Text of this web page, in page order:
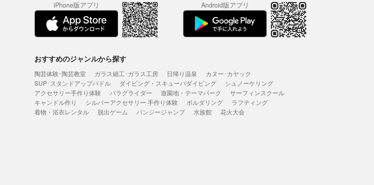
iPhone版アプリ Android版アプリ
おすすめのジャンルから探す
陶芸体験･陶芸教室 ガラス細工･ガラス工房 日帰り温泉
カヌー･カヤック
SUP･スタンドアップパドル
ダイビング・スキューバダイビング
シュノーケリング
アクセサリー手作り体験
パラグライダー 遊園地・テーマパーク
サーフィンスクール
キャンドル作り
シルバーアクセサリー 手作り体験 ボルダリング
ラフティング
着物・浴衣レンタル
脱出ゲーム バンジージャンプ 水族館 花火大会